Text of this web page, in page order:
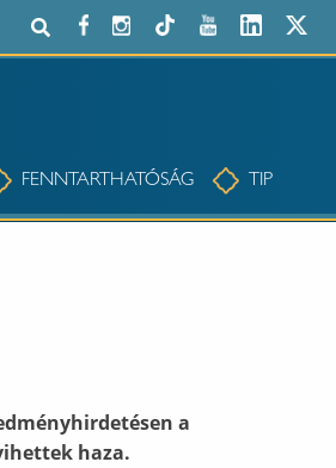
FENNTARTHATÓSÁG TIP
a
haza.